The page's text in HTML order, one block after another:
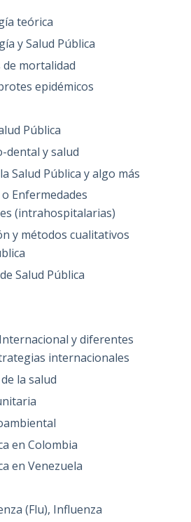
teórica
y Salud Pública
de mortalidad
epidémicos
Pública
dental y salud
Salud Pública y algo más
Enfermedades
(intrahospitalarias)
y métodos cualitativos
Salud Pública
y diferentes
internacionales
la salud
en Colombia
en Venezuela
(Flu), Influenza